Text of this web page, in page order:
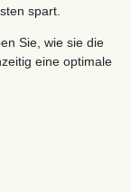
spart.
Sie, wie sie die
eine optimale